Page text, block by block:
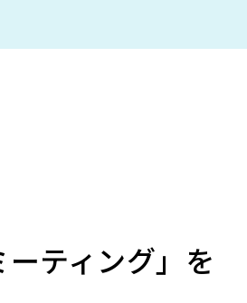
ティング」を